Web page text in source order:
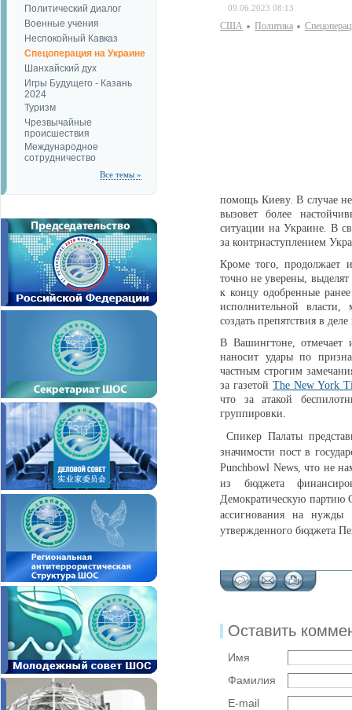
Политический диалог
Военные учения
Неспокойный Кавказ
Спецоперация на Украине
Шанхайский дух
Игры Будущего - Казань
2024
Туризм
Чрезвычайные
происшествия
Международное
сотрудничество
Все темы »
09.06.2023 08:13
США Политика
помощь Киеву. В случае
вызовет более
ситуации на Украине. В
за контрнаступлением
Кроме того, продолжает
точно не уверены, выделят
к концу одобренные
исполнительной власти,
создать препятствия в
В Вашингтоне, отмечает
наносит удары по
частным строгим
за газетой The New York
что за атакой
группировки.
Спикер Палаты
значимости пост в
Punchbowl News, что не
из бюджета
Демократическую партию
ассигнования на нужды
утвержденного бюджета
Оставить
Имя
Фамилия
E-mail